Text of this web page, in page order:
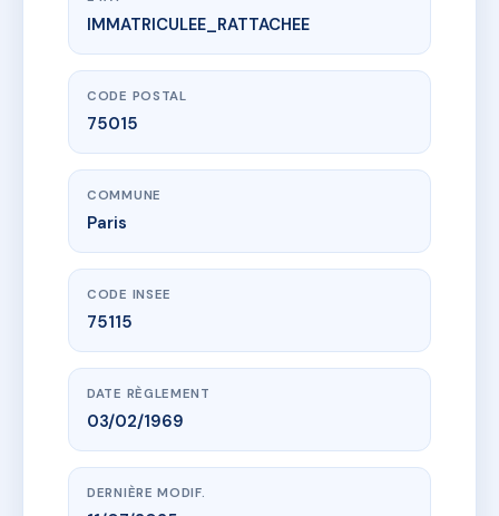
www.vme.plus/AC2398550
SDC 9 RUE BOUILLOUX LAFONT 75015 PARIS
9 r bouilloux-lafont
IMMATRICULEE_RATTACHEE
CODE POSTAL
75015
COMMUNE
Paris
CODE INSEE
75115
DATE RÈGLEMENT
03/02/1969
DERNIÈRE MODIF.